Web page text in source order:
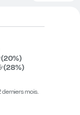
(20%)
(28%)
mois.